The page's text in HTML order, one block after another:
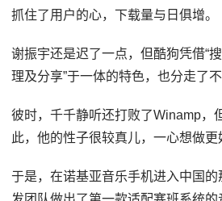
抓住了用户的心，下载量与日俱增。
谢振宇还是迟了一点，但酷狗凭借“
理及分享”于一体的特色，也分走了不
彼时，千千静听还打败了Winamp，
此，他的性子很较真儿，一心想做更
于是，在诺基亚音乐手机进入中国